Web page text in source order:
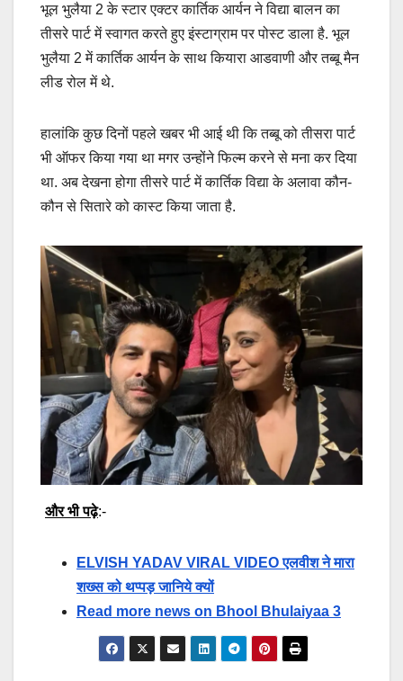
भूल भुलैया 2 के स्टार एक्टर कार्तिक आर्यन ने विद्या बालन का
तीसरे पार्ट में स्वागत करते हुए इंस्टाग्राम पर पोस्ट डाला है. भूल
भुलैया 2 में कार्तिक आर्यन के साथ कियारा आडवाणी और तब्बू मैन
लीड रोल में थे.
हालांकि कुछ दिनों पहले खबर भी आई थी कि तब्बू को तीसरा पार्ट
भी ऑफर किया गया था मगर उन्होंने फिल्म करने से मना कर दिया
था. अब देखना होगा तीसरे पार्ट में कार्तिक विद्या के अलावा कौन-
कौन से सितारे को कास्ट किया जाता है.
और भी पढ़े:-
ELVISH YADAV VIRAL VIDEO एलवीश ने मारा
शख्स को थप्पड़ जानिये क्यों
Read more news on Bhool Bhulaiyaa 3